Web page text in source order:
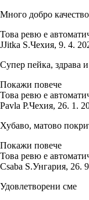
Много добро
Това ревю е
JJitka S.Чехия, 9. 4.
Супер пейка, здрава
Покажи повече
Това ревю е
Pavla P.Чехия, 26. 1.
Хубаво, матово
Покажи повече
Това ревю е
Csaba S.Унгария, 26.
Удовлетворени сме